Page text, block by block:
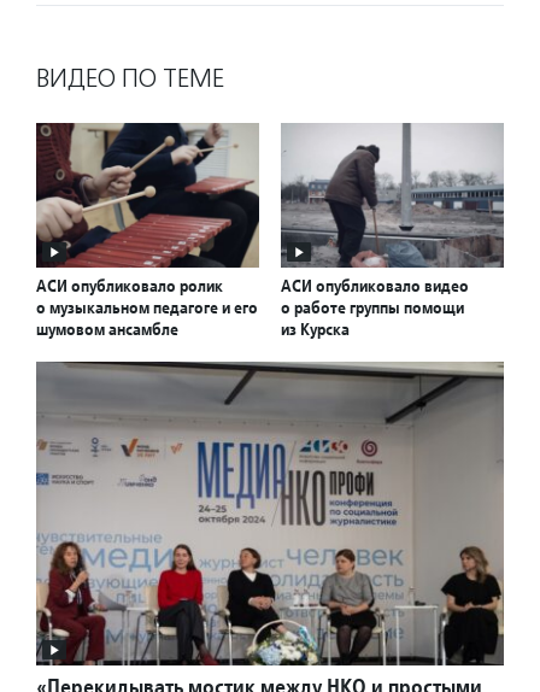
ВИДЕО ПО ТЕМЕ
АСИ опубликовало ролик
о музыкальном педагоге и его
шумовом ансамбле
АСИ опубликовало видео
о работе группы помощи
из Курска